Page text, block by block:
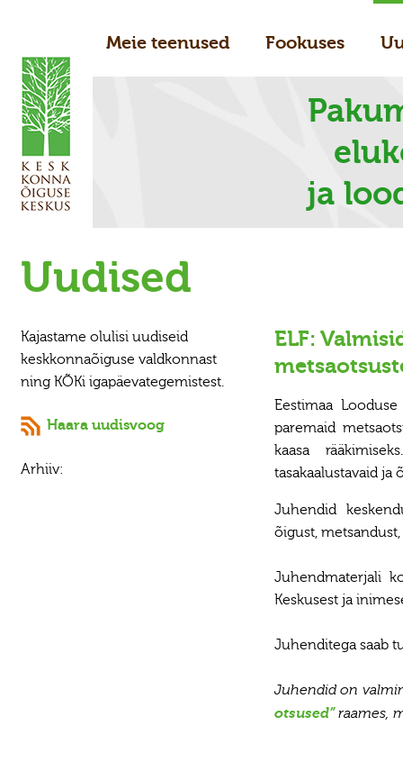
Meie teenused Fookuses
ja
Uudised
Kajastame olulisi uudiseid
keskkonnaõiguse valdkonnast
ning KÕKi igapäevategemistest.
Haara uudisvoog
Arhiiv:
ELF:
Eestimaa
paremaid
kaasa
tasakaalustavaid ja
Juhendid
õigust,
Juhendmaterjali
Keskusest ja
Juhenditega saab
Juhendid on
otsused” raames,